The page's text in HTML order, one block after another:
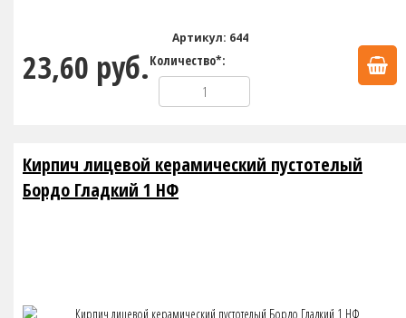
Артикул: 644
23,60 руб.Количество*:
Кирпич лицевой керамический пустотелый
Бордо Гладкий 1 НФ